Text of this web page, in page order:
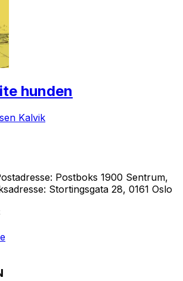
hunden
Kalvik
Postboks 1900 Sentrum,
Stortingsgata 28, 0161 Oslo